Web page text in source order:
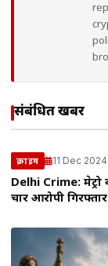
संबंधित खबरें
क्राइम 11 Dec 2024
Delhi Crime:
चार आरोपी गिरफ्तार